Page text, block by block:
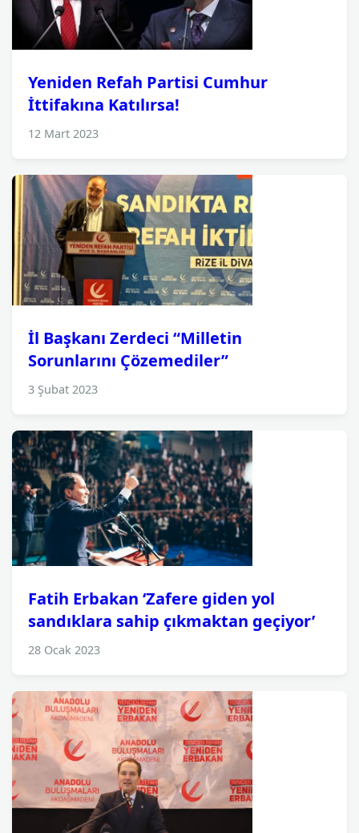
Yeniden Refah Partisi Cumhur
İttifakına Katılırsa!
12 Mart 2023
İl Başkanı Zerdeci “Milletin
Sorunlarını Çözemediler”
3 Şubat 2023
Fatih Erbakan ‘Zafere giden yol
sandıklara sahip çıkmaktan geçiyor’
28 Ocak 2023